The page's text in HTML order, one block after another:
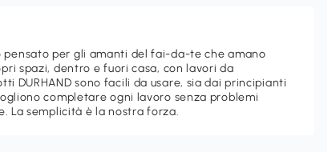
pensato per gli amanti del fai-da-te che amano
spazi, dentro e fuori casa, con lavori da
DURHAND sono facili da usare, sia dai principianti
completare ogni lavoro senza problemi
La semplicità è la nostra forza.